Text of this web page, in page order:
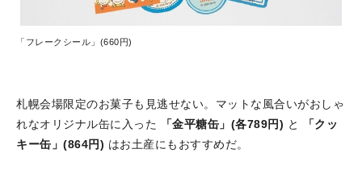
「フレークシール」(660円)
札幌会場限定のお菓子も見逃せない。マットな風合いがおしゃ
れなオリジナル缶に入った
「金平糖缶」(各789円) と
「クッ
キー缶」(864円) はお土産にもおすすめだ。